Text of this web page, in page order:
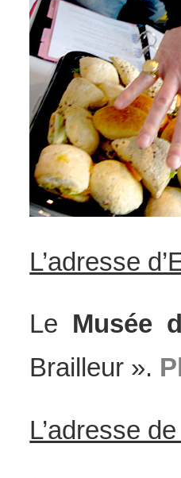
L’adresse
Le Musée
Brailleur ».
L’adresse